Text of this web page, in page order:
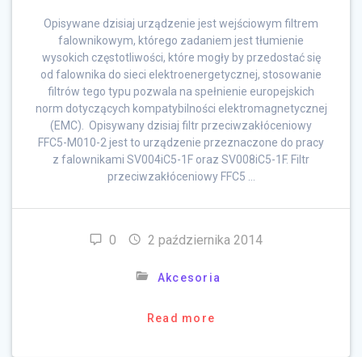
Opisywane dzisiaj urządzenie jest wejściowym filtrem
falownikowym, którego zadaniem jest tłumienie
wysokich częstotliwości, które mogły by przedostać się
od falownika do sieci elektroenergetycznej, stosowanie
filtrów tego typu pozwala na spełnienie europejskich
norm dotyczących kompatybilności elektromagnetycznej
(EMC). Opisywany dzisiaj filtr przeciwzakłóceniowy
FFC5-M010-2 jest to urządzenie przeznaczone do pracy
z falownikami SV004iC5-1F oraz SV008iC5-1F. Filtr
przeciwzakłóceniowy FFC5 …
0 2 października 2014
Akcesoria
Read more